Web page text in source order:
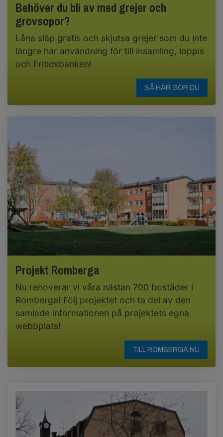
Behöver du bli av med grejer och
grovsopor?
Låna släp gratis och skjutsa grejer som du inte
längre har användning för till insamling, loppis
och Fritidsbanken!
SÅ HÄR GÖR DU
Projekt Romberga
Nu renoverar vi våra nästan 700 bostäder i
Romberga! Följ projektet och ta del av den
samlade informationen på projektets egna
webbplats!
TILL ROMBERGA.NU